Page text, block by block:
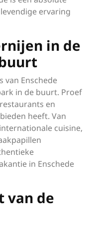
ervaring
in de
van Enschede
in de buurt. Proef
en
heeft. Van
cuisine,
in Enschede
van de